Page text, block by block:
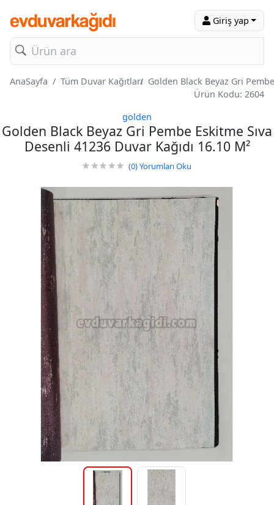
Giriş yap
AnaSayfa Tüm Duvar Kağıtları Golden Black Beyaz Gri
Ürün Kodu: 2604
golden
Golden Black Beyaz Gri Pembe Eskitme Sıva
Desenli 41236 Duvar Kağıdı 16.10 M²
(0)Yorumları Oku